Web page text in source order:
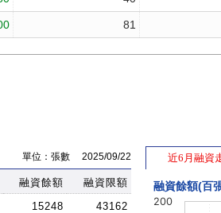
單位：張數 2025/09/22
融資餘額
融資限額
15248
43162
近6月融資
融資餘額(百
200